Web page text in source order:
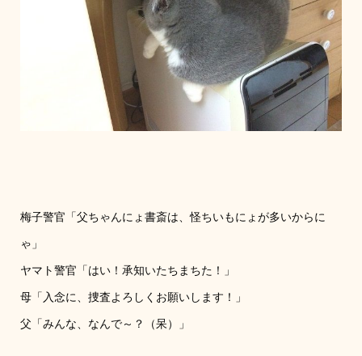
梅子警官「父ちゃんにょ書斎は、怪ちいもにょが多いからに
ゃ」
ヤマト警官「はい！承知いたちまちた！」
母「入念に、捜査よろしくお願いします！」
父「みんな、なんで～？（呆）」